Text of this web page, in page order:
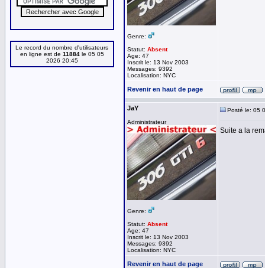
Le record du nombre d'utilisateurs
en ligne est de 11884 le 05 05
2026 20:45
Genre:
Statut: Absent
Age: 47
Inscrit le: 13 Nov 2003
Messages: 9392
Localisation: NYC
Revenir en haut de page
JaY
Administrateur
Genre:
Statut: Absent
Age: 47
Inscrit le: 13 Nov 2003
Messages: 9392
Localisation: NYC
Posté le: 05
Suite a la
Revenir en haut de page